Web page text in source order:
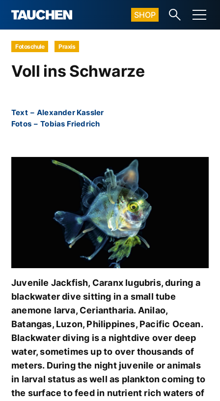
SHOP
Fotoschule Praxis
Voll ins Schwarze
Text – Alexander Kassler
Fotos – Tobias Friedrich
Juvenile Jackfish, Caranx lugubris, during a
blackwater dive sitting in a small tube
anemone larva, Ceriantharia. Anilao,
Batangas, Luzon, Philippines, Pacific Ocean.
Blackwater diving is a nightdive over deep
water, sometimes up to over thousands of
meters. During the night juvenile or animals
in larval status as well as plankton coming to
the surface to feed in nutrient rich waters of